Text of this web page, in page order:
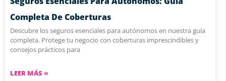
Completa De Coberturas
Descubre los seguros esenciales para autónomos en nuestra guía
completa. Protege tu negocio con coberturas imprescindibles y
consejos prácticos para
LEER MÁS »